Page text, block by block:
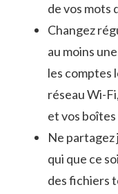
de vos mots
Changez
au ‍moins
les comptes
réseau Wi-
et ⁣vos
Ne ‌partagez
qui que ce
des fichiers